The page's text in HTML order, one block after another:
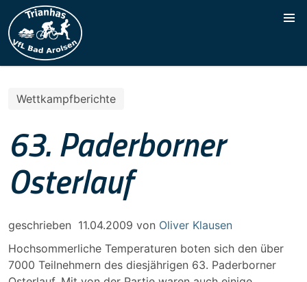
Wettkampfberichte
63. Paderborner
Osterlauf
geschrieben 11.04.2009 von Oliver Klausen
Hochsommerliche Temperaturen boten sich den über
7000 Teilnehmern des diesjährigen 63. Paderborner